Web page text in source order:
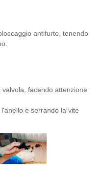
antifurto, tenendo
facendo attenzione
e serrando la vite